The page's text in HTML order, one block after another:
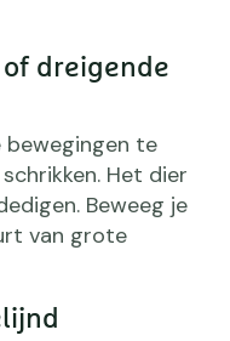
dreigende
bewegingen te
Het dier
Beweeg je
van grote